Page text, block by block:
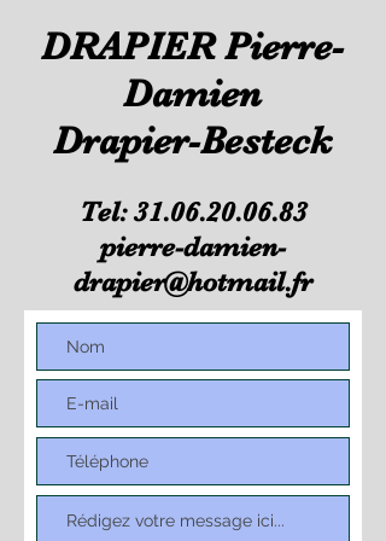
DRAPIER Pierre-
Damien
Drapier-Besteck
Tel:31.06.20.06.83
pierre-damien-
drapier@hotmail.fr